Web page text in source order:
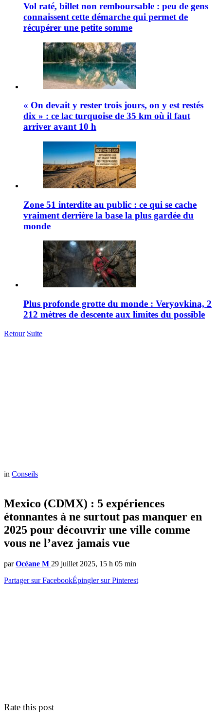
Vol raté, billet non remboursable : peu de gens
connaissent cette démarche qui permet de
récupérer une petite somme
« On devait y rester trois jours, on y est restés
dix » : ce lac turquoise de 35 km où il faut
arriver avant 10 h
Zone 51 interdite au public : ce qui se cache
vraiment derrière la base la plus gardée du
monde
Plus profonde grotte du monde : Veryovkina, 2
212 mètres de descente aux limites du possible
Retour Suite
in Conseils
Mexico (CDMX) : 5 expériences
étonnantes à ne surtout pas manquer en
2025 pour découvrir une ville comme
vous ne l’avez jamais vue
par Océane M 29 juillet 2025, 15 h 05 min
Partager sur FacebookÉpingler sur Pinterest
Rate this post